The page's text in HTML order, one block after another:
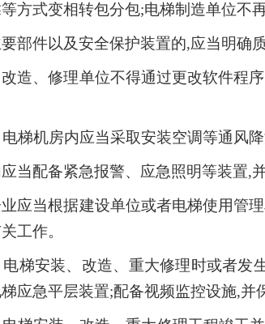
方式变相转包分包;电梯制造单位不
部件以及安全保护装置的,应当明确
造、修理单位不得通过更改软件程
梯机房内应当采取安装空调等通风降
当配备紧急报警、应急照明等装置,
应当根据建设单位或者电梯使用管
工作。
梯安装、改造、重大修理时或者发
应急平层装置;配备视频监控设施,并